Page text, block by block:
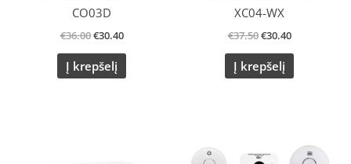
CO03D
€36.00€30.40
Į krepšelį
XC04-WX
€37.50€30.40
Į krepšelį